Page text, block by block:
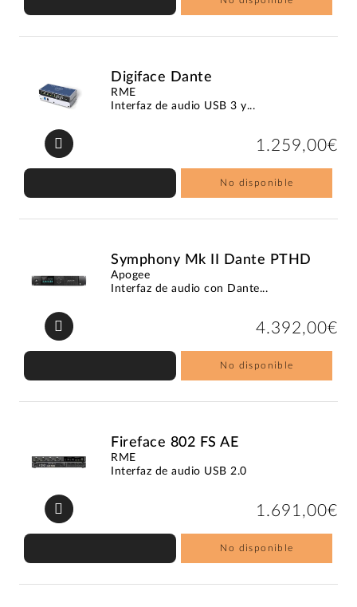
Digiface Dante
RME
Interfaz de audio USB 3 y...
1.259,00€
No disponible
Symphony Mk II Dante PTHD
Apogee
Interfaz de audio con Dante...
4.392,00€
No disponible
Fireface 802 FS AE
RME
Interfaz de audio USB 2.0
1.691,00€
No disponible